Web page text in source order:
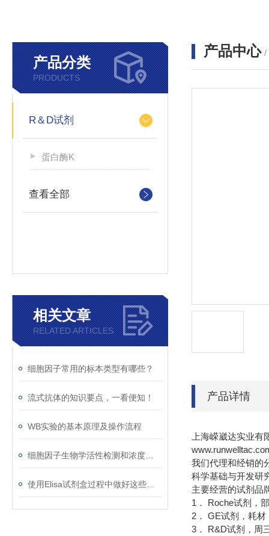
产品分类
PRODUCTS
R＆D试剂
蛋白酶K
查看全部
相关文章
RELATED ARTICLES
细胞因子常用的标本类型有哪些？
流式抗体的知识要点，一看便知！
WB实验的基本原理及操作流程
产品中心 /
产品详情
上海嵘崴达实业
我们代理和经销的
科学基础与开发研
主要经营的试剂品
1． Roche试剂，
2． GE试剂，耗
3． R&D试剂，周